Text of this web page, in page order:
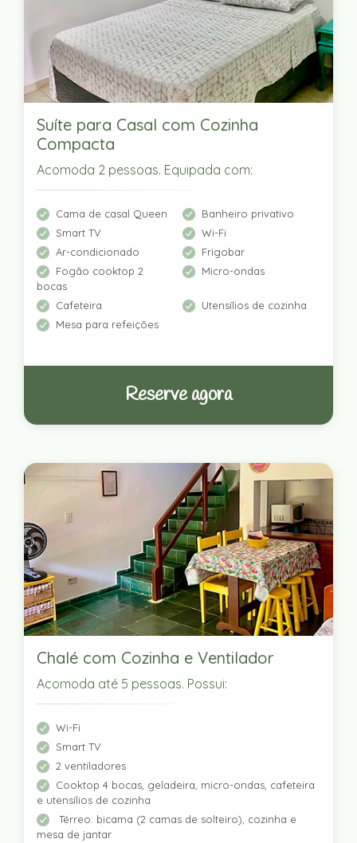
Suíte para Casal com Cozinha
Compacta
Acomoda 2 pessoas. Equipada com:
Cama de casal Queen
Banheiro privativo
Smart TV
Wi-Fi
Ar-condicionado
Frigobar
Fogão cooktop 2
bocas
Micro-ondas
Cafeteira
Utensílios de cozinha
Mesa para refeições
Reserve agora
Chalé com Cozinha e Ventilador
Acomoda até 5 pessoas. Possui:
Wi-Fi
Smart TV
2 ventiladores
Cooktop 4 bocas, geladeira, micro-ondas, cafeteira
e utensílios de cozinha
Térreo: bicama (2 camas de solteiro), cozinha e
mesa de jantar